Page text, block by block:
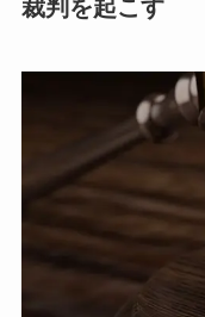
裁判を起こす